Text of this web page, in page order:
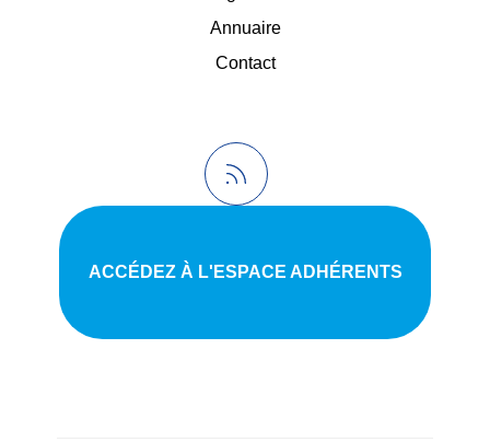
Annuaire
Contact
ACCÉDEZ À L'ESPACE ADHÉRENTS